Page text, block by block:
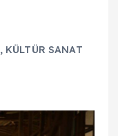
, KÜLTÜR SANAT